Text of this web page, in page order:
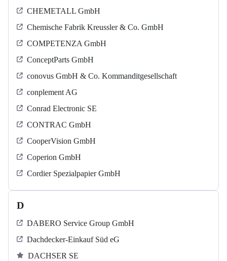
CHEMETALL GmbH
Chemische Fabrik Kreussler & Co. GmbH
COMPETENZA GmbH
ConceptParts GmbH
conovus GmbH & Co. Kommanditgesellschaft
conplement AG
Conrad Electronic SE
CONTRAC GmbH
CooperVision GmbH
Coperion GmbH
Cordier Spezialpapier GmbH
D
DABERO Service Group GmbH
Dachdecker-Einkauf Süd eG
DACHSER SE